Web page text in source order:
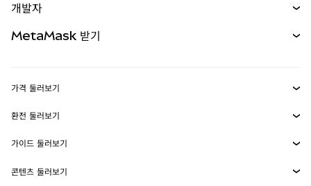
무기한 선물
실물자산
개발자
MetaMask Connect
Snaps
웹3 서비스
MetaMask 받기
보안
고객 지원
가격 둘러보기
이더리움 가격
솔라나 가격
환전 둘러보기
ETH를 USD로 환전
USDT를 INR로 환전
가이드 둘러보기
ETH 매수
콘텐츠 둘러보기